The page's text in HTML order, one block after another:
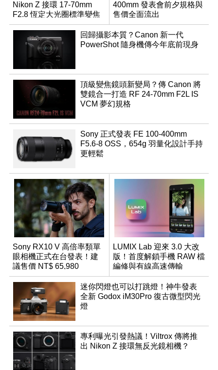
Nikon Z 接環 17-70mm
F2.8 恆定大光圈標準變焦
鏡
400mm 發表會前夕規格與
售價全面流出
回歸攝影本質？Canon 新一代
PowerShot 隨身機傳今年底前現身
頂級變焦鏡頭新變局？傳 Canon 將
雙鏡合一打造 RF 24-70mm F2L IS
VCM 夢幻規格
Sony 正式發表 FE 100-400mm
F5.6-8 OSS，654g 羽量化設計手持
更輕鬆
Sony RX10 V 高倍率類單
眼相機正式在台發表！建
議售價 NT$ 65,980
LUMIX Lab 迎來 3.0 大改
版！首度解鎖手機 RAW 檔
編修與有線高速傳輸
迷你閃燈也可以打跳燈！神牛發表
全新 Godox iM30Pro 復古微型閃光
燈
專利曝光引發熱議！Viltrox 傳將推
出 Nikon Z 接環無反光鏡相機？